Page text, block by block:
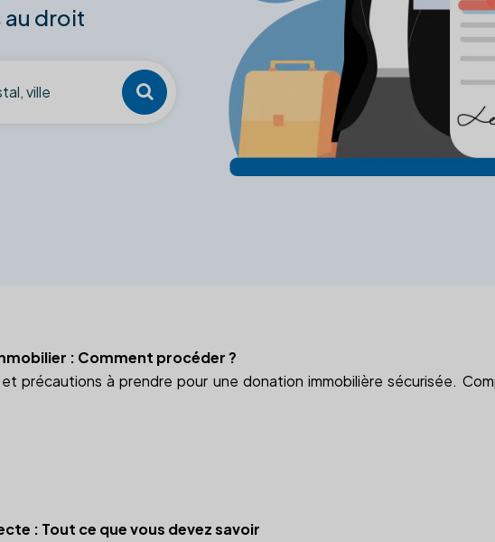
au droit
: Comment procéder ?
précautions à prendre pour une donation immobilière sécurisée.
: Tout ce que vous devez savoir